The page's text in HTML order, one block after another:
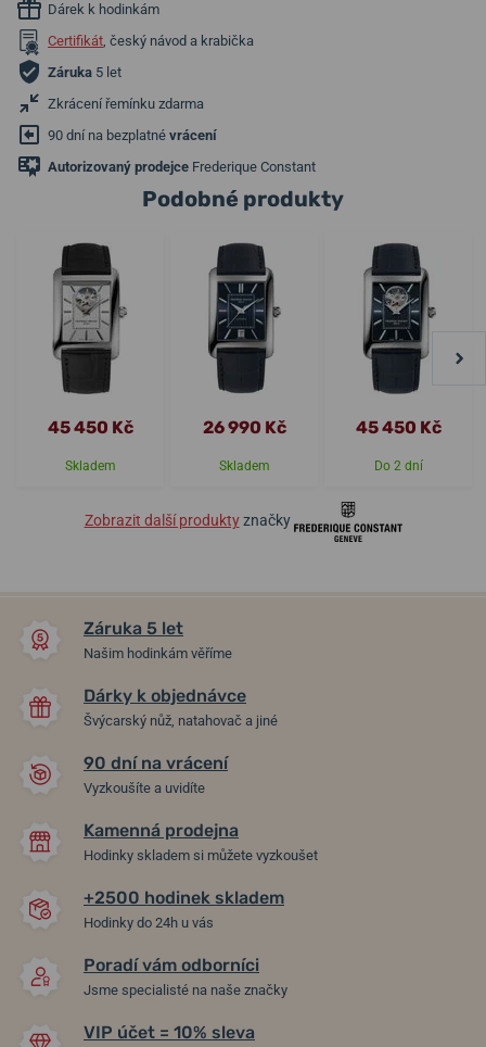
Dárek k hodinkám
Certifikát, český návod a krabička
Záruka 5 let
Zkrácení řemínku zdarma
90 dní na bezplatné vrácení
Autorizovaný prodejce Frederique Constant
Podobné produkty
45 450 Kč
Skladem
26 990 Kč
Skladem
45 450 Kč
Do 2 dní
Zobrazit další produktyznačky
Záruka 5 let
Našim hodinkám věříme
Dárky k objednávce
Švýcarský nůž, natahovač a jiné
90 dní na vrácení
Vyzkoušíte a uvidíte
Kamenná prodejna
Hodinky skladem si můžete vyzkoušet
+2500 hodinek skladem
Hodinky do 24h u vás
Poradí vám odborníci
Jsme specialisté na naše značky
VIP účet = 10% sleva